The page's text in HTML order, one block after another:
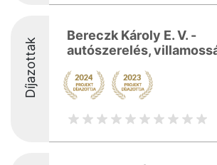
Díjazottak
Bereczk Károly E. V. -
autószerelés,